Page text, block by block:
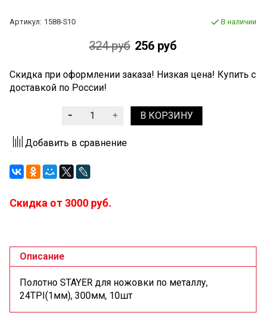
Артикул: 1588-S10 В наличии
324 руб 256 руб
Скидка при оформлении заказа! Низкая цена! Купить с
доставкой по России!
В КОРЗИНУ
Добавить в сравнение
Скидка от 3000 руб.
Описание
Полотно STAYER для ножовки по металлу,
24TPI(1мм), 300мм, 10шт